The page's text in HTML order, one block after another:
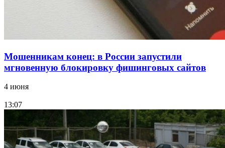
Мошенникам конец: в России запустили
мгновенную блокировку фишинговых сайтов
4 июня
13:07